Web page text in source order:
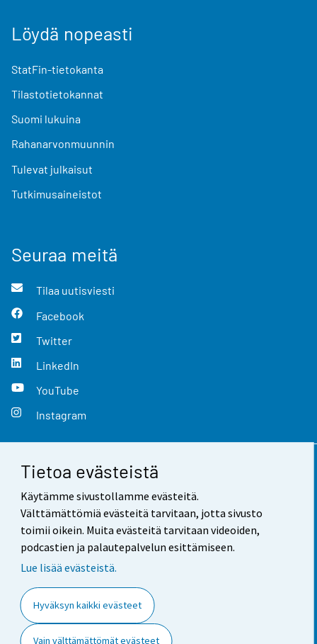
Tietoa evästeistä
Käytämme sivustollamme evästeitä.
Välttämättömiä evästeitä tarvitaan, jotta sivusto
toimii oikein. Muita evästeitä tarvitaan videoiden,
podcastien ja palautepalvelun esittämiseen.
Lue lisää evästeistä.
Hyväksyn kaikki evästeet
Vain välttämättömät evästeet
Löydä nopeasti
StatFin-tietokanta
Tilastotietokannat
Suomi lukuina
Rahanarvonmuunnin
Tulevat julkaisut
Tutkimusaineistot
Seuraa meitä
Tilaa uutisviesti
Facebook
Twitter
LinkedIn
YouTube
Instagram
Yhteystiedot
Palaute
Käyttöehdot
Saavutettavuus
Tietoa sivustosta